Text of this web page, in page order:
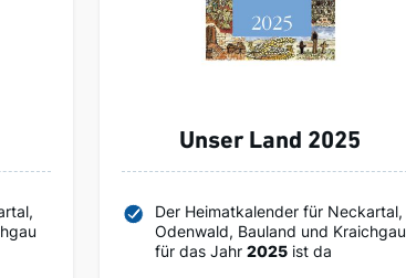
Unser Land 2025
Der Heimatkalender für Neckartal,
Odenwald, Bauland und Kraichgau
für das Jahr 2025ist da